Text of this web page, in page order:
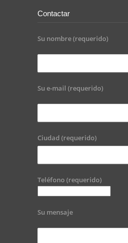
Contactar
Su nombre (requerido)
Su e-mail (requerido)
Ciudad (requerido)
Teléfono (requerido)
Su mensaje